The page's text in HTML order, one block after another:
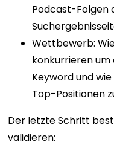
Podcast-Folgen
Wettbewerb:
konkurrieren um
Keyword und
Top-Positionen
Der letzte Schritt
validieren: